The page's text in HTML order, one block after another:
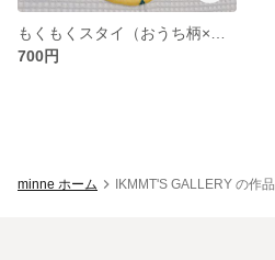
700円
minne ホーム IKMMT'S GALLERY の作